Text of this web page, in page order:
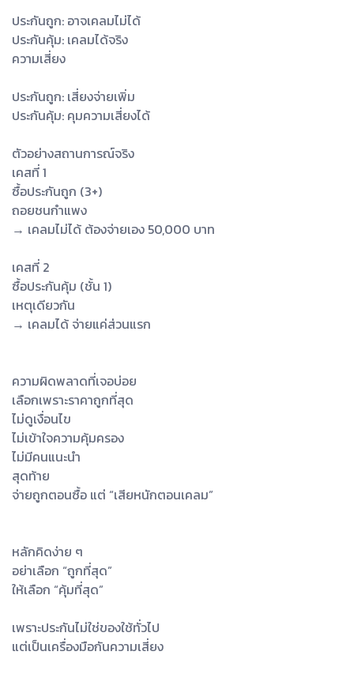
ประกันถูก: อาจเคลมไม่ได้
ประกันคุ้ม: เคลมได้จริง
ความเสี่ยง
ประกันถูก: เสี่ยงจ่ายเพิ่ม
ประกันคุ้ม: คุมความเสี่ยงได้
ตัวอย่างสถานการณ์จริง
เคสที่ 1
ซื้อประกันถูก (3+)
ถอยชนกำแพง
→ เคลมไม่ได้ ต้องจ่ายเอง 50,000 บาท
เคสที่ 2
ซื้อประกันคุ้ม (ชั้น 1)
เหตุเดียวกัน
→ เคลมได้ จ่ายแค่ส่วนแรก
ความผิดพลาดที่เจอบ่อย
เลือกเพราะราคาถูกที่สุด
ไม่ดูเงื่อนไข
ไม่เข้าใจความคุ้มครอง
ไม่มีคนแนะนำ
สุดท้าย
จ่ายถูกตอนซื้อ แต่ “เสียหนักตอนเคลม”
หลักคิดง่าย ๆ
อย่าเลือก “ถูกที่สุด”
ให้เลือก “คุ้มที่สุด”
เพราะประกันไม่ใช่ของใช้ทั่วไป
แต่เป็นเครื่องมือกันความเสี่ยง